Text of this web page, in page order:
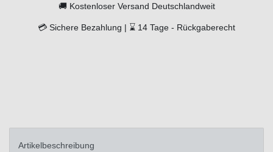
🚚 Kostenloser Versand Deutschlandweit
💳 Sichere Bezahlung | ⌛ 14 Tage - Rückgaberecht
Artikelbeschreibung